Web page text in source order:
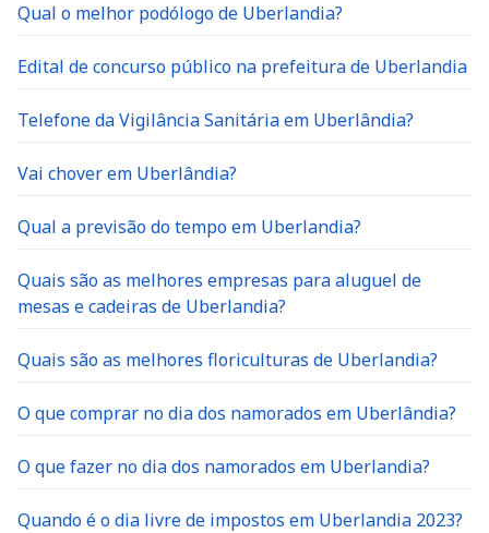
Qual o melhor podólogo de Uberlandia?
Edital de concurso público na prefeitura de Uberlandia
Telefone da Vigilância Sanitária em Uberlândia?
Vai chover em Uberlândia?
Qual a previsão do tempo em Uberlandia?
Quais são as melhores empresas para aluguel de
mesas e cadeiras de Uberlandia?
Quais são as melhores floriculturas de Uberlandia?
O que comprar no dia dos namorados em Uberlândia?
O que fazer no dia dos namorados em Uberlandia?
Quando é o dia livre de impostos em Uberlandia 2023?